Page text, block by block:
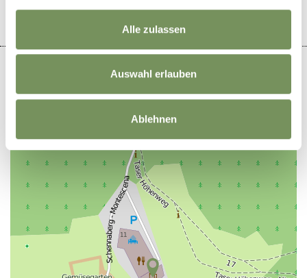
Alle zulassen
Auswahl erlauben
Ablehnen
−